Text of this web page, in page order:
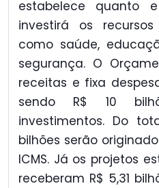
estabelece quanto
investirá os
como saúde,
segurança. O
receitas e fixa
sendo R$ 10
investimentos. Do
bilhões serão
ICMS. Já os projetos
receberam R$ 5,31